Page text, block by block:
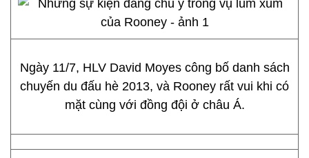
Ngày 11/7, HLV David Moyes công bố danh sách
chuyến du đấu hè 2013, và Rooney rất vui khi có
mặt cùng với đồng đội ở châu Á.